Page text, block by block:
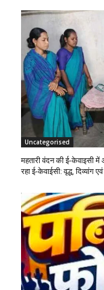
Uncategorised
महतारी वंदन की ई-केवाइसी
रहा ई-केवाईसी: वृद्ध, दिव्यांग